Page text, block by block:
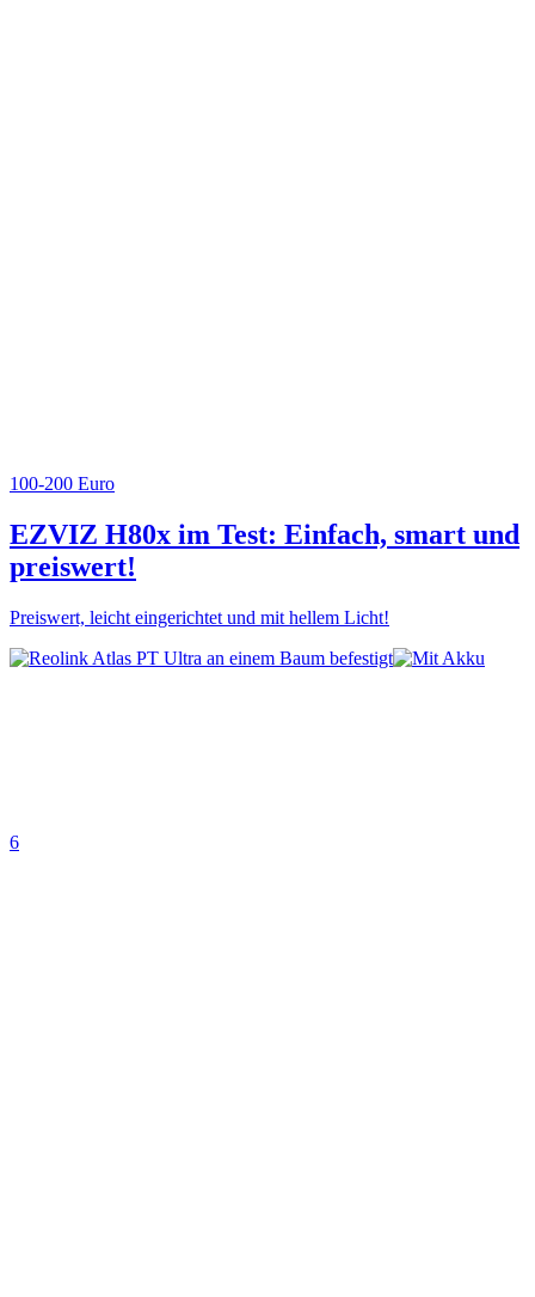
100-200 Euro
EZVIZ H80x im Test: Einfach, smart und
preiswert!
Preiswert, leicht eingerichtet und mit hellem Licht!
6